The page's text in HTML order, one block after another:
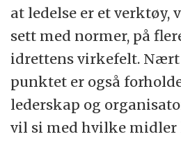
at ledelse er et verktøy,
sett med normer, på
idrettens virkefelt.
punktet er også
lederskap og
vil si med hvilke midler